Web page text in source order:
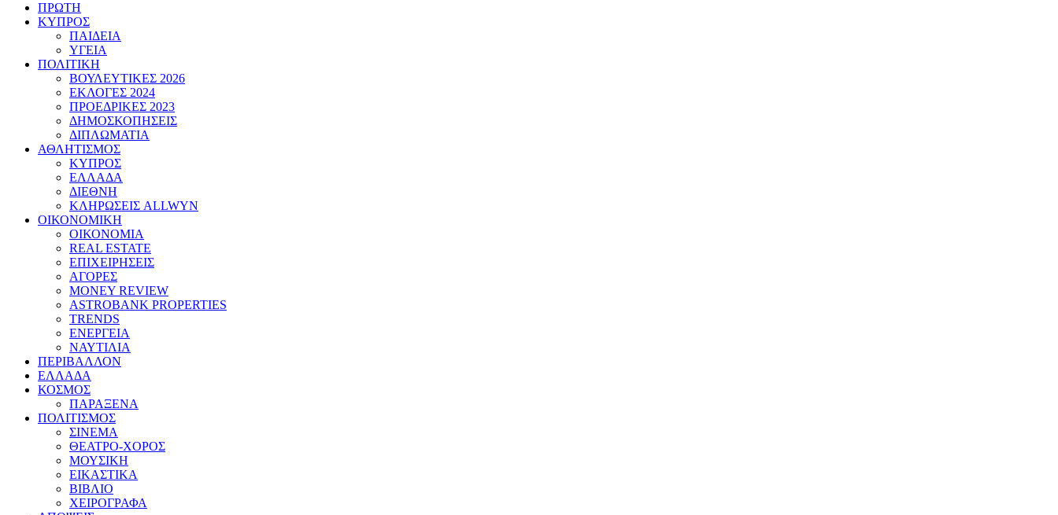
ΠΡΩΤΗ
ΚΥΠΡΟΣ
ΠΑΙΔΕΙΑ
ΥΓΕΙΑ
ΠΟΛΙΤΙΚΗ
ΒΟΥΛΕΥΤΙΚΕΣ 2026
ΕΚΛΟΓΕΣ 2024
ΠΡΟΕΔΡΙΚΕΣ 2023
ΔΗΜΟΣΚΟΠΗΣΕΙΣ
ΔΙΠΛΩΜΑΤΙΑ
ΑΘΛΗΤΙΣΜΟΣ
ΚΥΠΡΟΣ
ΕΛΛΑΔΑ
ΔΙΕΘΝΗ
ΚΛΗΡΩΣΕΙΣ ALLWYN
ΟΙΚΟΝΟΜΙΚΗ
ΟΙΚΟΝΟΜΙΑ
REAL ESTATE
ΕΠΙΧΕΙΡΗΣΕΙΣ
ΑΓΟΡΕΣ
MONEY REVIEW
ASTROBANK PROPERTIES
TRENDS
ΕΝΕΡΓΕΙΑ
ΝΑΥΤΙΛΙΑ
ΠΕΡΙΒΑΛΛΟΝ
ΕΛΛΑΔΑ
ΚΟΣΜΟΣ
ΠΑΡΑΞΕΝΑ
ΠΟΛΙΤΙΣΜΟΣ
ΣΙΝΕΜΑ
ΘΕΑΤΡΟ-ΧΟΡΟΣ
ΜΟΥΣΙΚΗ
ΕΙΚΑΣΤΙΚΑ
ΒΙΒΛΙΟ
ΧΕΙΡΟΓΡΑΦΑ